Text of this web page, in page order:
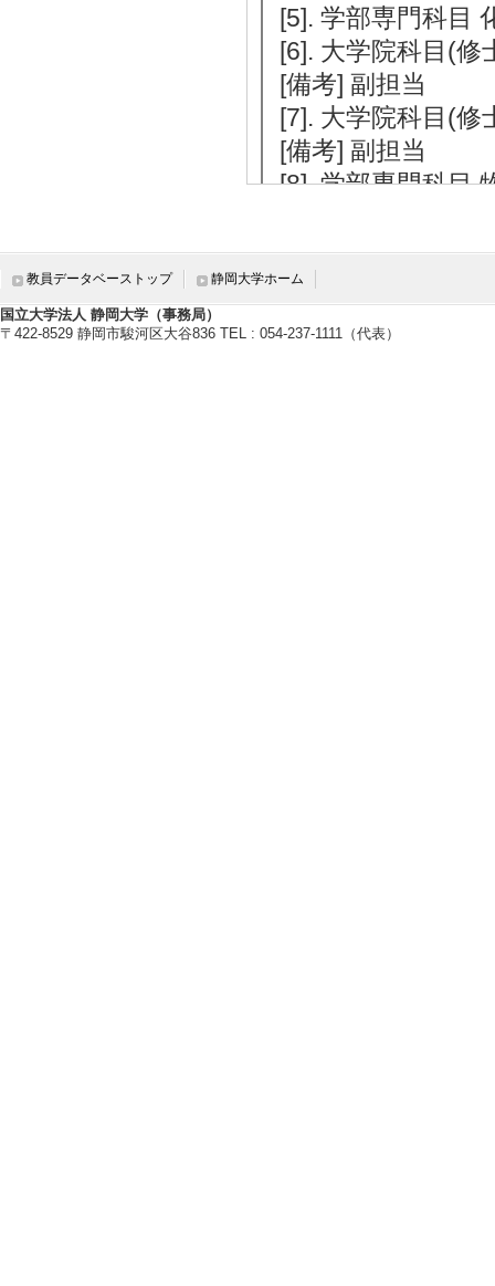
[5]. 学部専門科目
[6]. 大学院科目(修
[備考] 副担当
[7]. 大学院科目(修
[備考] 副担当
[8]. 学部専門科目
教員データベーストップ 静岡大学ホーム
国立大学法人 静岡大学（事務局）
〒422-8529 静岡市駿河区大谷836 TEL : 054-237-1111（代表）